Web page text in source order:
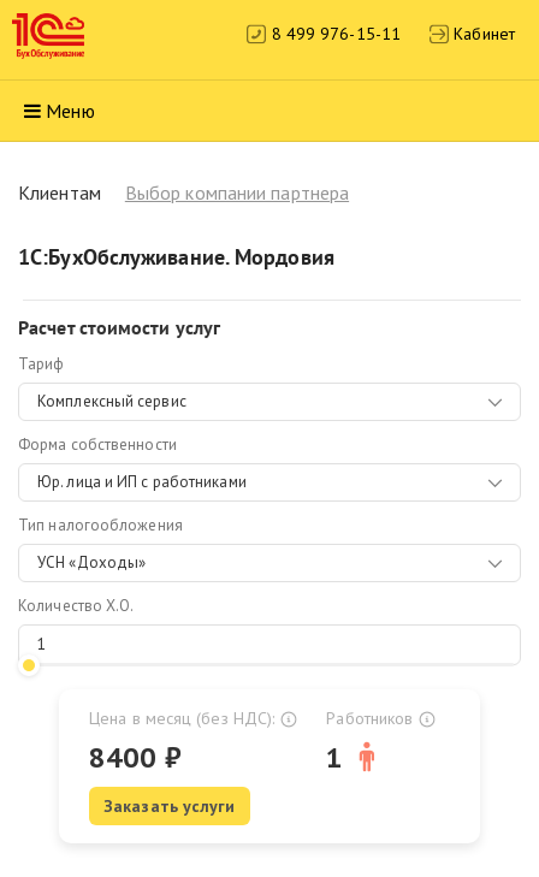
8 499 976-15-11 Кабинет
Меню
Клиентам Выбор компании партнера
1С:БухОбслуживание. Мордовия
Расчет стоимости услуг
Тариф
Комплексный сервис
Форма собственности
Юр. лица и ИП с работниками
Тип налогообложения
УСН «Доходы»
Количество Х.О.
Цена в месяц (без НДС):
8400 ₽
Работников
1
Заказать услуги